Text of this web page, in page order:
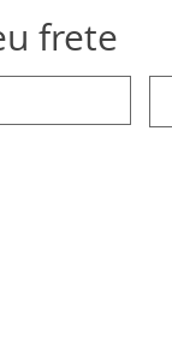
frete